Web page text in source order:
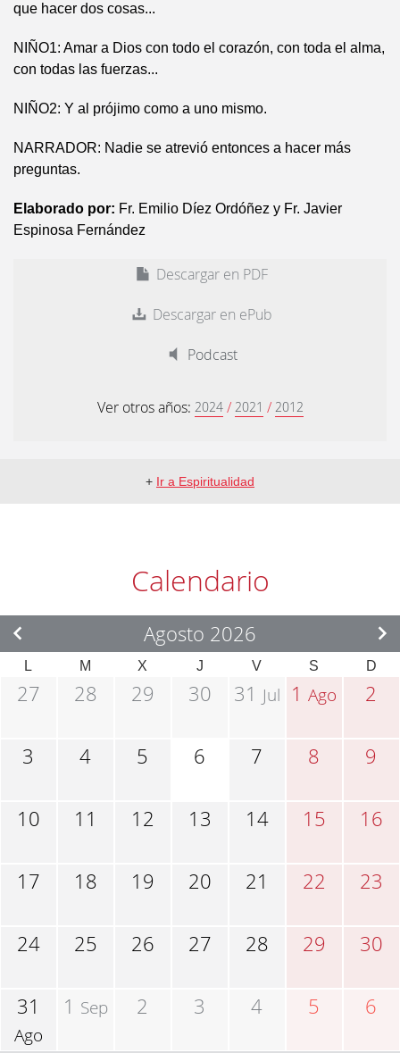
que hacer dos cosas...
NIÑO1: Amar a Dios con todo el corazón, con toda el alma,
con todas las fuerzas...
NIÑO2: Y al prójimo como a uno mismo.
NARRADOR: Nadie se atrevió entonces a hacer más
preguntas.
Elaborado por: Fr. Emilio Díez Ordóñez y Fr. Javier
Espinosa Fernández
Descargar en PDF
Descargar en ePub
Podcast
Ver otros años: 2024 / 2021 / 2012
+ Ir a Espiritualidad
Calendario
Agosto 2026
L M X J V S D
27 28 29 30 31 Jul 1Ago 2
3 4 5 6 7 8 9
10 11 12 13 14 15 16
17 18 19 20 21 22 23
24 25 26 27 28 29 30
31
Ago
1 Sep 2 3 4 5 6